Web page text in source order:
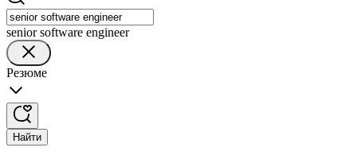
senior software engineer
Резюме
Найти